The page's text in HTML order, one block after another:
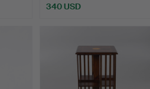
340 USD